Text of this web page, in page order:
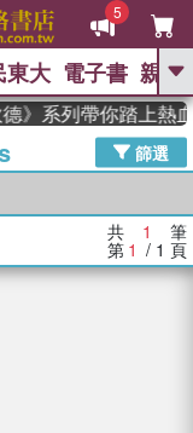
5
GO
The Odyssey 、
史是一群喵 、 暑期
登輝時代 、 數學女
偉大的迷走神經
東大 電子書 親子
》系列帶你踏上熱
篩選
共 1 筆
第 1 / 1 頁